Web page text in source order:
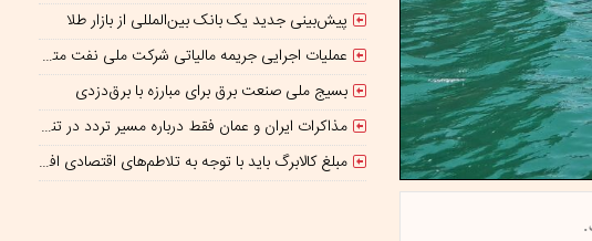
پیش‌بینی جدید یک بانک بین‌المللی از بازار طلا
عملیات اجرایی جریمه مالیاتی شرکت ملی نفت متوقف شده است
بسیج ملی صنعت برق برای مبارزه با برق‌دزدی
مذاکرات ایران و عمان فقط درباره مسیر تردد در تنگه است/ امروز جایگاه بازدارندگی تنگه هرمز از بمب اتم هم بالاتر است
مبلغ کالابرگ باید با توجه به تلاطم‌های اقتصادی افزایش پیدا کند